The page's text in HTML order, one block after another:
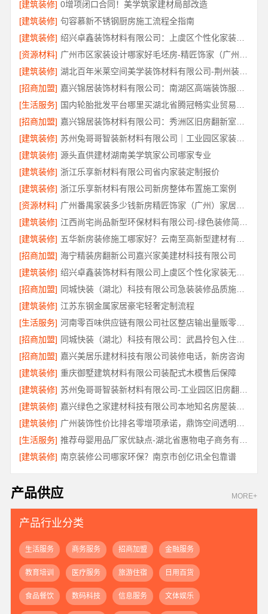
[建筑装修] 0增项闭口合同！美学筑家建材局部改造
[建筑装修] 句容慕新不锈钢厨房施工流程全指南
[建筑装修]
绍兴卓鑫装饰材料有限公司：上虞区个性化家装无隐形增项
[资源材料]
[建筑装修]
湖北百年米莱空间美学装饰材料有限公司-荆州装修公司婚房
[招商加盟]
[生活服务]
[招商加盟]
[建筑装修]
苏州兔哥哥智装新材料有限公司｜工业园区家装儿童房环保
[建筑装修] 源头直供建材湖南美学筑家公司哪家专业
[建筑装修] 浙江乐享新材料有限公司省内家装定制报价
[建筑装修] 浙江乐享新材料有限公司新房整体布置施工案例
[资源材料]
[建筑装修]
[建筑装修]
[招商加盟] 海宁精装房翻新公司嘉兴家美建材科技有限公司
[建筑装修]
绍兴卓鑫装饰材料有限公司上虞区个性化家装无隐形增项
[招商加盟]
同城快装（湖北）科技有限公司急装装修品质施工，本地口碑之选
[建筑装修] 江苏东钢金属家居豪宅轻奢定制流程
[生活服务]
河南零百味供应链有限公司社区整店输出量贩零食适配全场景
[招商加盟]
同城快装（湖北）科技有限公司：武昌拎包入住改造智能家装
[招商加盟] 嘉兴美居乐建材科技有限公司装修电话，新房咨询
[建筑装修] 重庆御墅建筑材料有限公司装配式木模售后保障
[建筑装修]
[建筑装修]
嘉兴绿色之家建材科技有限公司本地知名房屋装修服务环保
[建筑装修]
[生活服务]
[建筑装修] 南京装修公司哪家环保？南京市创亿讯全包靠谱
产品供应 MORE+
产品行业分类
生活服务 商务服务 招商加盟 金融服务
教育培训 医疗服务 旅游住宿 日用百货
食品餐饮 数码科技 信息服务 文体娱乐